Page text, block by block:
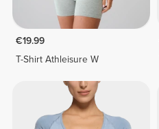
€19.99
T-Shirt Athleisure W